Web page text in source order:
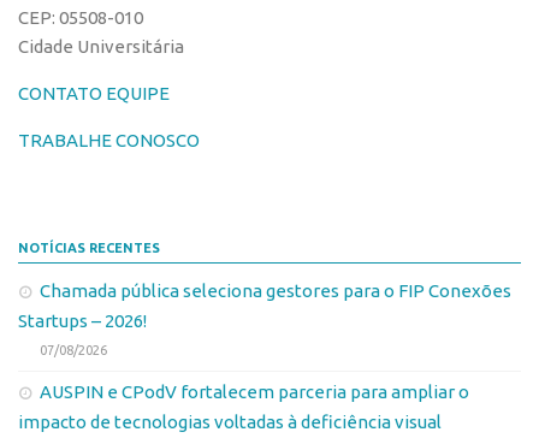
Propriedade Intelectual
Marcas
Como solicitar
Portal do Inventor
VPI – Vocação para Inovação
CEP: 05508-010
Cidade Universitária
CONTATO EQUIPE
TRABALHE CONOSCO
NOTÍCIAS RECENTES
Chamada pública seleciona gestores para o FIP Conexões
Startups – 2026!
07/08/2026
AUSPIN e CPodV fortalecem parceria para ampliar o
impacto de tecnologias voltadas à deficiência visual